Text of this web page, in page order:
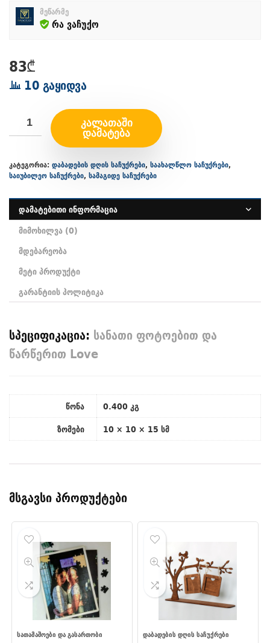
მეწარმე
რა ვაჩუქო
83₾
10 გაყიდვა
ᲙᲐᲚᲐᲗᲐᲨᲘ
ᲓᲐᲛᲐᲢᲔᲑᲐ
კატეგორია: დაბადების დღის საჩუქრები, საახალწლო საჩუქრები,
საიუბილეო საჩუქრები, სამაგიდე საჩუქრები
დამატებითი ინფორმაცია
მიმოხილვა (0)
მდებარეობა
მეტი პროდუქტი
გარანტიის პოლიტიკა
სპეციფიკაცია: სანათი ფოტოებით და
წარწერით Love
წონა
0.400 კგ
ზომები
10 × 10 × 15 სმ
მსგავსი პროდუქტები
ᲡᲐᲗᲐᲛᲐᲨᲝᲔᲑᲘ ᲓᲐ ᲒᲐᲡᲐᲠᲗᲝᲑᲘ ᲓᲐᲑᲐᲓᲔᲑᲘᲡ ᲓᲦᲘᲡ ᲡᲐᲩᲣᲥᲠᲔᲑᲘ